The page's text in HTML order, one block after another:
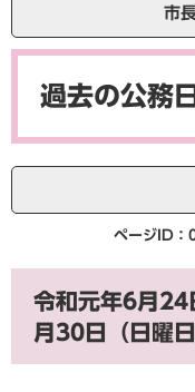
市
本
過去の公務
ページID
令和元年6月24
月30日（日曜日